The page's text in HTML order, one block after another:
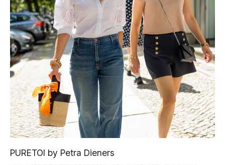
PURETOI by Petra Dieners